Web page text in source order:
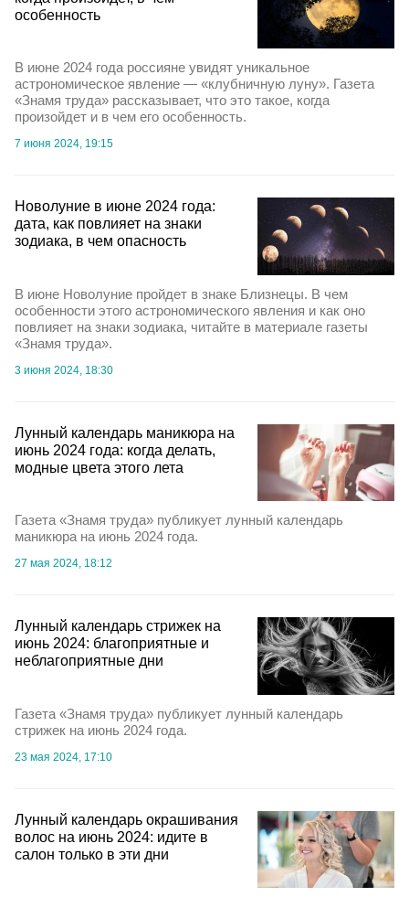
особенность
В июне 2024 года россияне увидят уникальное
астрономическое явление — «клубничную луну». Газета
«Знамя труда» рассказывает, что это такое, когда
произойдет и в чем его особенность.
7 июня 2024, 19:15
Новолуние в июне 2024 года:
дата, как повлияет на знаки
зодиака, в чем опасность
В июне Новолуние пройдет в знаке Близнецы. В чем
особенности этого астрономического явления и как оно
повлияет на знаки зодиака, читайте в материале газеты
«Знамя труда».
3 июня 2024, 18:30
Лунный календарь маникюра на
июнь 2024 года: когда делать,
модные цвета этого лета
Газета «Знамя труда» публикует лунный календарь
маникюра на июнь 2024 года.
27 мая 2024, 18:12
Лунный календарь стрижек на
июнь 2024: благоприятные и
неблагоприятные дни
Газета «Знамя труда» публикует лунный календарь
стрижек на июнь 2024 года.
23 мая 2024, 17:10
Лунный календарь окрашивания
волос на июнь 2024: идите в
салон только в эти дни